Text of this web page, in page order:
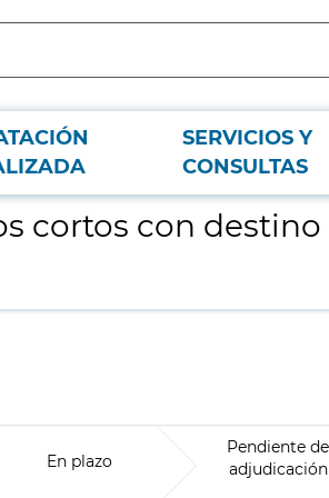
SERVICIOS Y
CONSULTAS
Príncipe de Asturias
cortos con
En plazo
Pendiente de
adjudicación